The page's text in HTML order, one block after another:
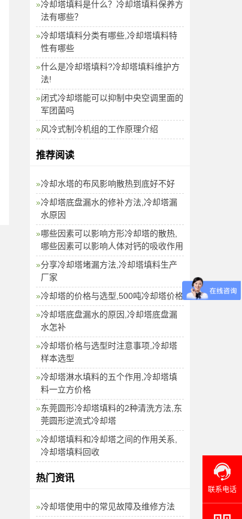
冷却塔填料是什么？冷却塔填料保养方
法有哪些？
冷却塔填料分类有哪些,冷却塔填料特
性有哪些
什么是冷却塔填料?冷却塔填料维护方
法!
闭式冷却塔能可以抑制中央空调里面的
军团菌吗
风冷式制冷机组的工作原理介绍
推荐阅读
冷却水塔的布风影响散热到底好不好
冷却塔底盘漏水的修补方法,冷却塔漏
水原因
哪些因素可以影响方形冷却塔的散热,
哪些因素可以影响人体对钙的吸收作用
分享冷却塔堵漏方法,冷却塔填料生产
厂家
冷却塔的价格与选型,500吨冷却塔价格
冷却塔底盘漏水的原因,冷却塔底盘漏
水怎补
冷却塔价格与选型时注意事项,冷却塔
样本选型
冷却塔淋水填料的五个作用,冷却塔填
料一立方价格
东莞圆形冷却塔填料的2种清洗方法,东
莞圆形逆流式冷却塔
冷却塔填料和冷却塔之间的作用关系,
冷却塔填料回收
热门资讯
冷却塔使用中的常见故障及维修方法
联系电话